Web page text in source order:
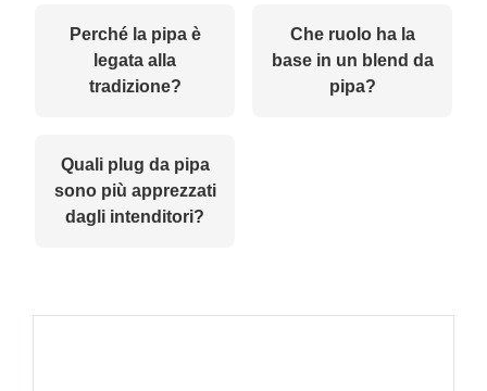
Perché la pipa è
legata alla
tradizione?
Che ruolo ha la
base in un blend da
pipa?
Quali plug da pipa
sono più apprezzati
dagli intenditori?